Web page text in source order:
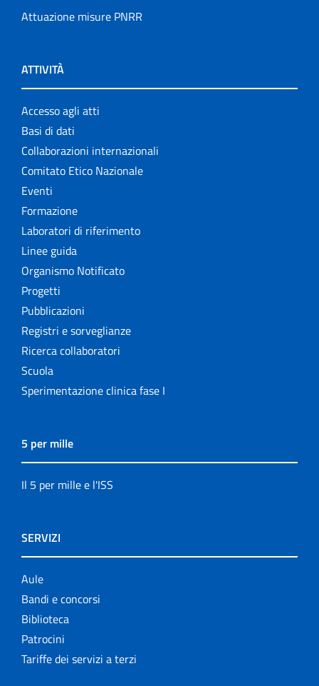
Attuazione misure PNRR
ATTIVITÀ
Accesso agli atti
Basi di dati
Collaborazioni internazionali
Comitato Etico Nazionale
Eventi
Formazione
Laboratori di riferimento
Linee guida
Organismo Notificato
Progetti
Pubblicazioni
Registri e sorveglianze
Ricerca collaboratori
Scuola
Sperimentazione clinica fase I
5 per mille
Il 5 per mille e l'ISS
SERVIZI
Aule
Bandi e concorsi
Biblioteca
Patrocini
Tariffe dei servizi a terzi